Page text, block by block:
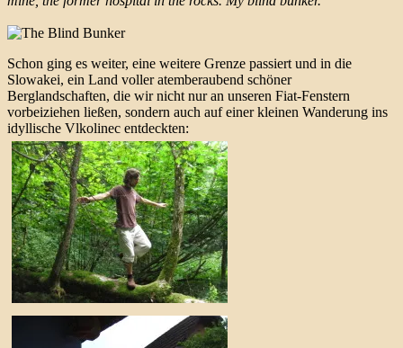
Schon ging es weiter, eine weitere Grenze passiert und in die
Slowakei, ein Land voller atemberaubend schöner
Berglandschaften, die wir nicht nur an unseren Fiat-Fenstern
vorbeiziehen ließen, sondern auch auf einer kleinen Wanderung ins
idyllische Vlkolinec entdeckten: